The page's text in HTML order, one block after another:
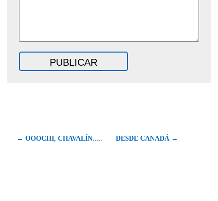
← OOOCHI, CHAVALÍN..... DESDE CANADÁ →